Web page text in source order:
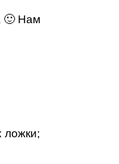
🙂 Нам
ложки;